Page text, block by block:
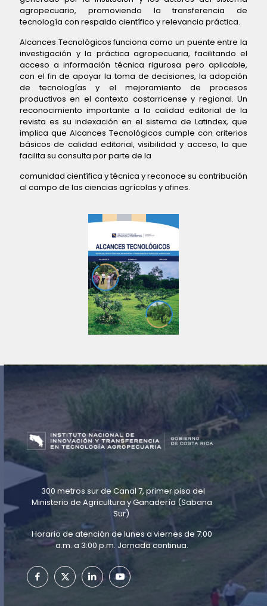
agropecuario, promoviendo la transferencia de
tecnología con respaldo científico y relevancia práctica.
Alcances Tecnológicos funciona como un puente entre la
investigación y la práctica agropecuaria, facilitando el
acceso a información técnica rigurosa pero aplicable,
con el fin de apoyar la toma de decisiones, la adopción
de tecnologías y el mejoramiento de procesos
productivos en el contexto costarricense y regional. Un
reconocimiento importante a la calidad editorial de la
revista es su indexación en el sistema de Latindex, que
implica que Alcances Tecnológicos cumple con criterios
básicos de calidad editorial, visibilidad y acceso, lo que
facilita su consulta por parte de la
comunidad científica y técnica y reconoce su contribución
al campo de las ciencias agrícolas y afines.
300 metros sur de Canal 7, primer piso del
Ministerio de Agricultura y Ganadería (Sabana
Sur)
Horario de atención de lunes a viernes de 7:00
a.m. a 3:00 p.m. Jornada continua.